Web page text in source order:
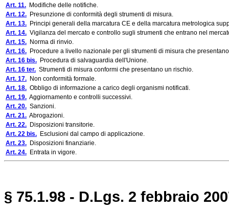
Art. 11. Modifiche delle notifiche.
Art. 12. Presunzione di conformità degli strumenti di misura.
Art. 13. Principi generali della marcatura CE e della marcatura metrologica
Art. 14. Vigilanza del mercato e controllo sugli strumenti che entrano nel
Art. 15. Norma di rinvio.
Art. 16. Procedure a livello nazionale per gli strumenti di misura che
Art. 16 bis. Procedura di salvaguardia dell'Unione.
Art. 16 ter. Strumenti di misura conformi che presentano un rischio.
Art. 17. Non conformità formale.
Art. 18. Obbligo di informazione a carico degli organismi notificati.
Art. 19. Aggiornamento e controlli successivi.
Art. 20. Sanzioni.
Art. 21. Abrogazioni.
Art. 22. Disposizioni transitorie.
Art. 22 bis. Esclusioni dal campo di applicazione.
Art. 23. Disposizioni finanziarie.
Art. 24. Entrata in vigore.
§ 75.1.98 - D.Lgs. 2 febbraio